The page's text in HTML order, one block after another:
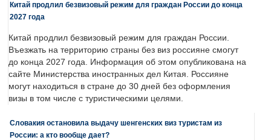
Китай продлил безвизовый режим для граждан России до конца
2027 года
Китай продлил безвизовый режим для граждан России.
Въезжать на территорию страны без виз россияне смогут
до конца 2027 года. Информация об этом опубликована на
сайте Министерства иностранных дел Китая. Россияне
могут находиться в стране до 30 дней без оформления
визы в том числе с туристическими целями.
Словакия остановила выдачу шенгенских виз туристам из
России: а кто вообще дает?